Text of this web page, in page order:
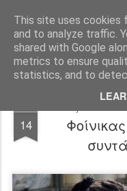
This site uses cookies
and to analyze traffic.
shared with Google
metrics to ensure
statistics, and to
FilmBoy
14
I,